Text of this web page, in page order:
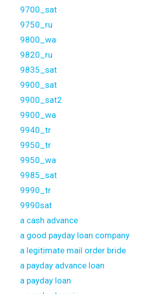
9700_sat
9750_ru
9800_wa
9820_ru
9835_sat
9900_sat
9900_sat2
9900_wa
9940_tr
9950_tr
9950_wa
9985_sat
9990_tr
9990sat
a cash advance
a good payday loan company
a legitimate mail order bride
a payday advance loan
a payday loan